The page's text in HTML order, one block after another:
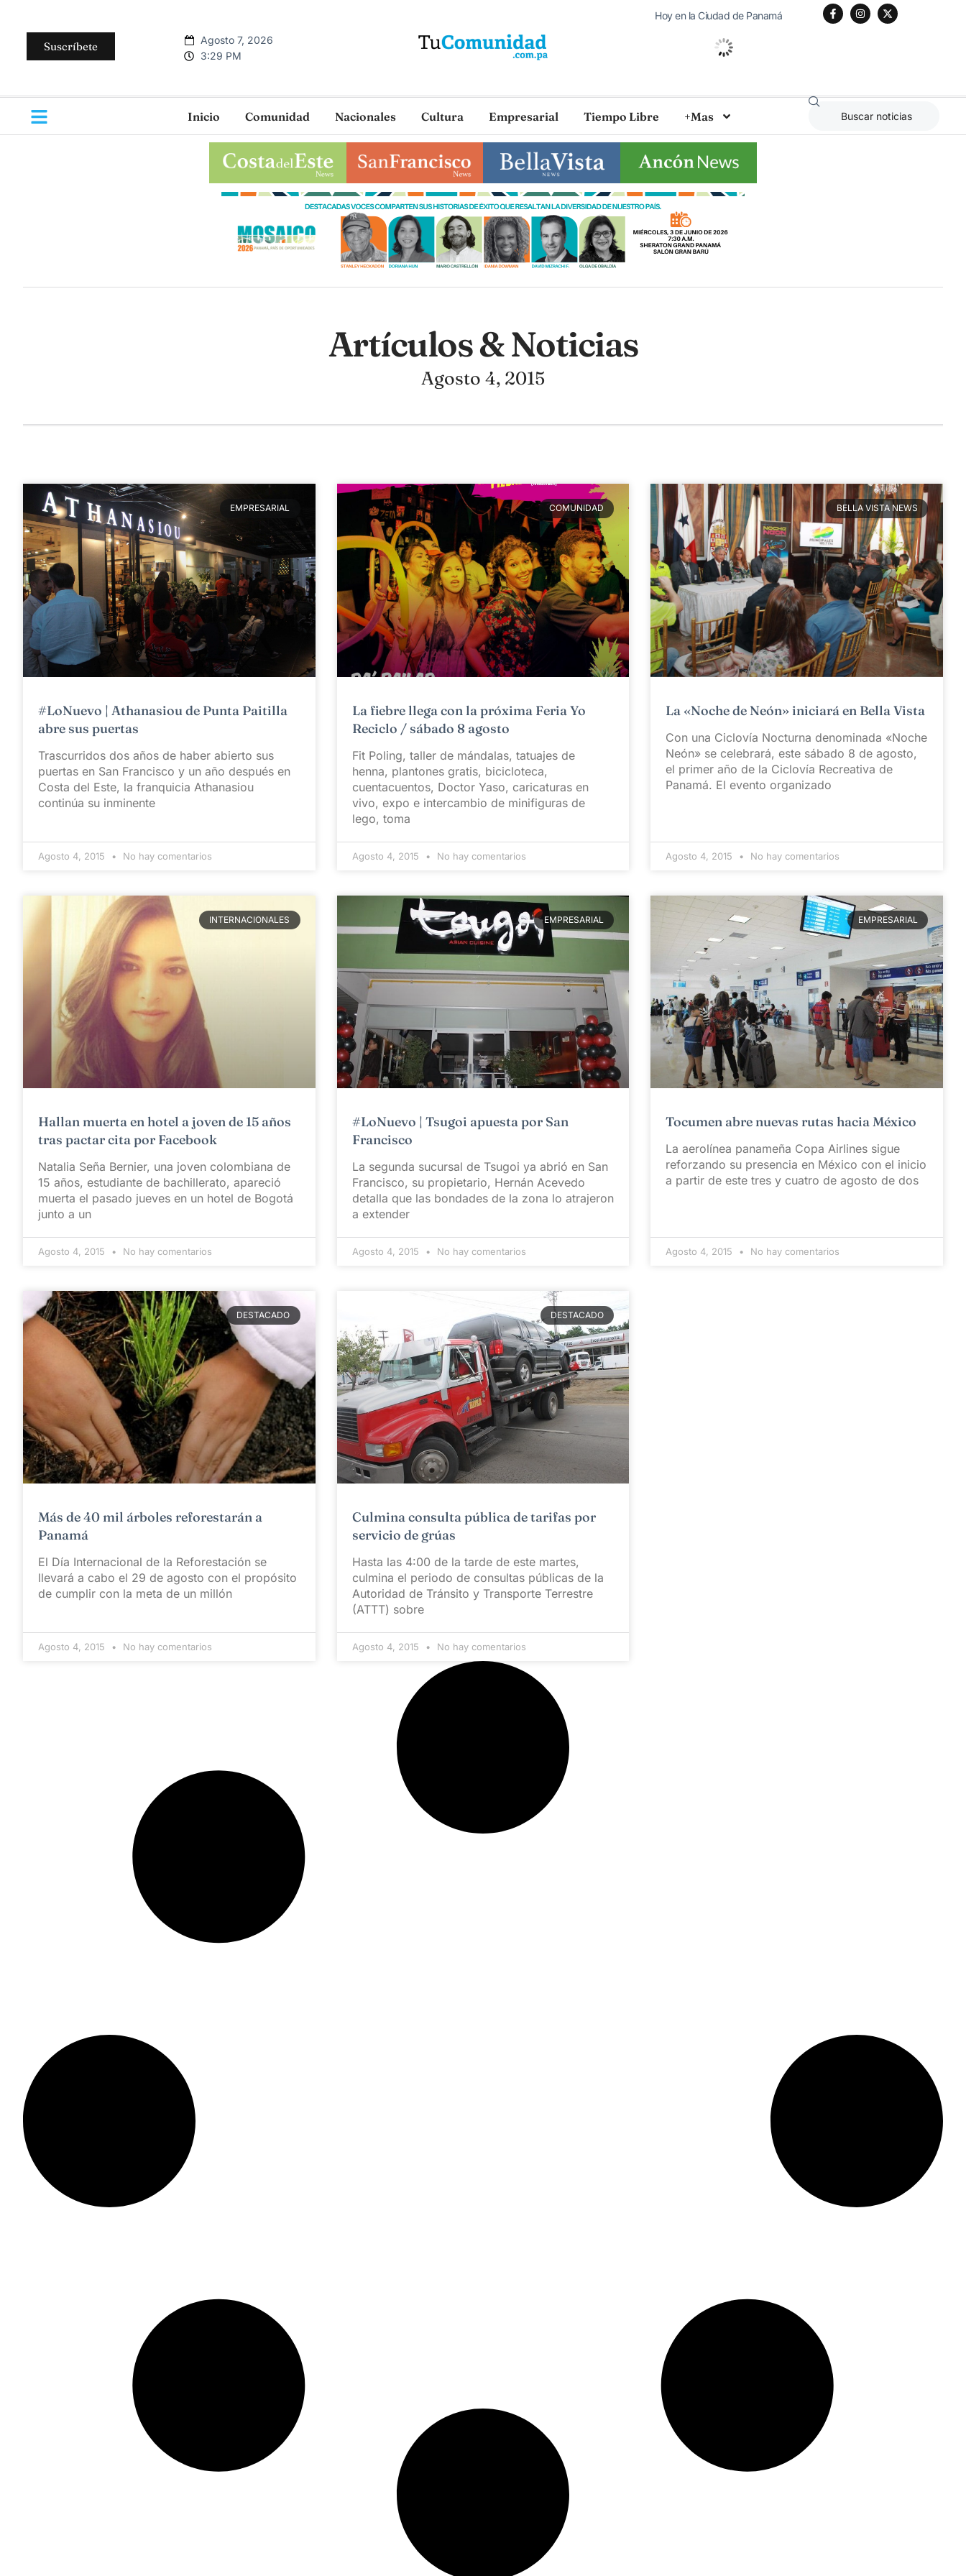
Suscríbete
Agosto 7, 2026
3:29 PM
Hoy en la Ciudad de Panamá
Algo De Nubes
Inicio Comunidad Nacionales Cultura Empresarial Tiempo Libre +Mas
Artículos & Noticias
Agosto 4, 2015
EMPRESARIAL
#LoNuevo | Athanasiou de Punta Paitilla
abre sus puertas
Trascurridos dos años de haber abierto sus
puertas en San Francisco y un año después en
Costa del Este, la franquicia Athanasiou
continúa su inminente
Agosto 4, 2015 No hay comentarios
COMUNIDAD
La fiebre llega con la próxima Feria Yo
Reciclo / sábado 8 agosto
Fit Poling, taller de mándalas, tatuajes de
henna, plantones gratis, bicicloteca,
cuentacuentos, Doctor Yaso, caricaturas en
vivo, expo e intercambio de minifiguras de
lego, toma
Agosto 4, 2015 No hay comentarios
BELLA VISTA NEWS
La «Noche de Neón» iniciará en Bella Vista
Con una Ciclovía Nocturna denominada «Noche
Neón» se celebrará, este sábado 8 de agosto,
el primer año de la Ciclovía Recreativa de
Panamá. El evento organizado
Agosto 4, 2015 No hay comentarios
INTERNACIONALES
Hallan muerta en hotel a joven de 15 años
tras pactar cita por Facebook
Natalia Seña Bernier, una joven colombiana de
15 años, estudiante de bachillerato, apareció
muerta el pasado jueves en un hotel de Bogotá
junto a un
Agosto 4, 2015 No hay comentarios
EMPRESARIAL
#LoNuevo | Tsugoi apuesta por San
Francisco
La segunda sucursal de Tsugoi ya abrió en San
Francisco, su propietario, Hernán Acevedo
detalla que las bondades de la zona lo atrajeron
a extender
Agosto 4, 2015 No hay comentarios
EMPRESARIAL
Tocumen abre nuevas rutas hacia México
La aerolínea panameña Copa Airlines sigue
reforzando su presencia en México con el inicio
a partir de este tres y cuatro de agosto de dos
Agosto 4, 2015 No hay comentarios
DESTACADO
Más de 40 mil árboles reforestarán a
Panamá
El Día Internacional de la Reforestación se
llevará a cabo el 29 de agosto con el propósito
de cumplir con la meta de un millón
Agosto 4, 2015 No hay comentarios
DESTACADO
Culmina consulta pública de tarifas por
servicio de grúas
Hasta las 4:00 de la tarde de este martes,
culmina el periodo de consultas públicas de la
Autoridad de Tránsito y Transporte Terrestre
(ATTT) sobre
Agosto 4, 2015 No hay comentarios